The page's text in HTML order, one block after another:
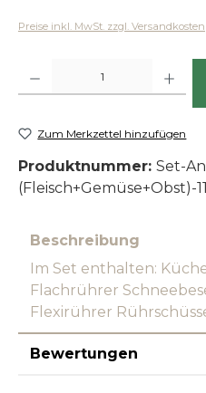
Preise inkl. MwSt. zzgl. Versandkosten
Zum Merkzettel hinzufügen
Produktnummer: Set-
(Fleisch+Gemüse+Obst)-11
Beschreibung
Im Set enthalten:
Flachrührer
Flexirührer
Bewertungen